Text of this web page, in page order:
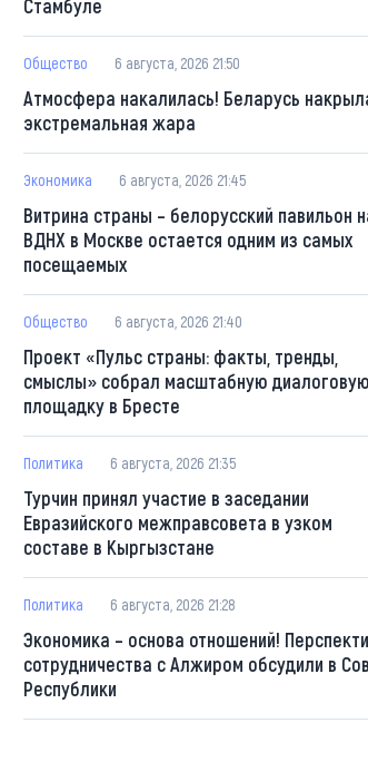
Стамбуле
Общество 6 августа, 2026 21:50
Атмосфера накалилась! Беларусь
экстремальная жара
Экономика 6 августа, 2026 21:45
Витрина страны – белорусский павильон
ВДНХ в Москве остается одним из самых
посещаемых
Общество 6 августа, 2026 21:40
Проект «Пульс страны: факты, тренды,
смыслы» собрал масштабную диалоговую
площадку в Бресте
Политика 6 августа, 2026 21:35
Турчин принял участие в заседании
Евразийского межправсовета в узком
составе в Кыргызстане
Политика 6 августа, 2026 21:28
Экономика – основа отношений!
сотрудничества с Алжиром обсудили в
Республики